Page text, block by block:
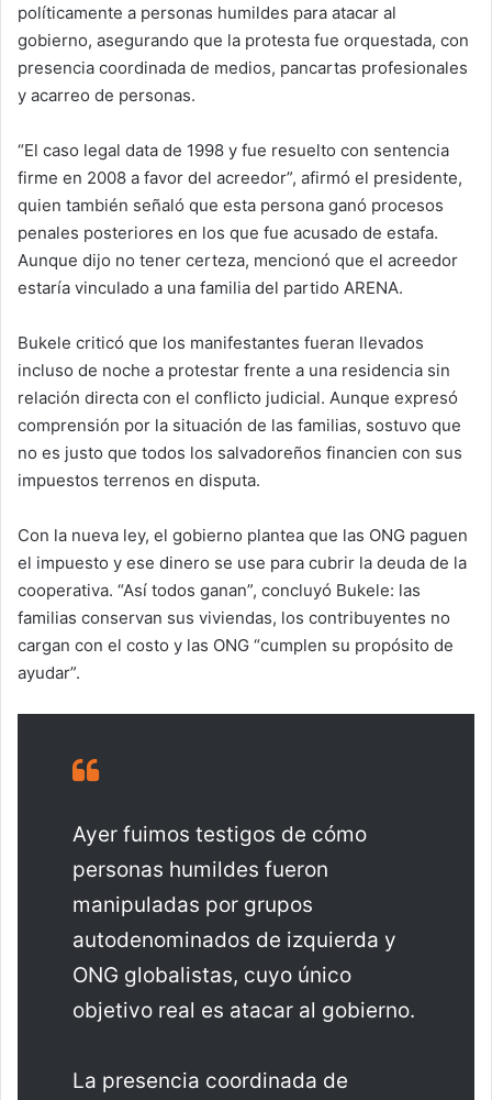
políticamente a personas humildes para atacar al
gobierno, asegurando que la protesta fue orquestada, con
presencia coordinada de medios, pancartas profesionales
y acarreo de personas.
“El caso legal data de 1998 y fue resuelto con sentencia
firme en 2008 a favor del acreedor”, afirmó el presidente,
quien también señaló que esta persona ganó procesos
penales posteriores en los que fue acusado de estafa.
Aunque dijo no tener certeza, mencionó que el acreedor
estaría vinculado a una familia del partido ARENA.
Bukele criticó que los manifestantes fueran llevados
incluso de noche a protestar frente a una residencia sin
relación directa con el conflicto judicial. Aunque expresó
comprensión por la situación de las familias, sostuvo que
no es justo que todos los salvadoreños financien con sus
impuestos terrenos en disputa.
Con la nueva ley, el gobierno plantea que las ONG paguen
el impuesto y ese dinero se use para cubrir la deuda de la
cooperativa. “Así todos ganan”, concluyó Bukele: las
familias conservan sus viviendas, los contribuyentes no
cargan con el costo y las ONG “cumplen su propósito de
ayudar”.
Ayer fuimos testigos de cómo
personas humildes fueron
manipuladas por grupos
autodenominados de izquierda y
ONG globalistas, cuyo único
objetivo real es atacar al gobierno.
La presencia coordinada de